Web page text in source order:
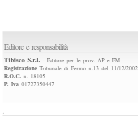
Editore e responsabilità
Tibisco S.r.l. - Editore per le prov. AP e FM
Registrazione Tribunale di Fermo n.13 del 11/12/2002
R.O.C. n. 18105
P. Iva 01727350447
.